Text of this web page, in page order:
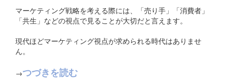
マーケティング戦略を考える際には、「売り手」「消費者」
「共生」などの視点で見ることが大切だと言えます。
現代ほどマーケティング視点が求められる時代はありませ
ん。
→つづきを読む